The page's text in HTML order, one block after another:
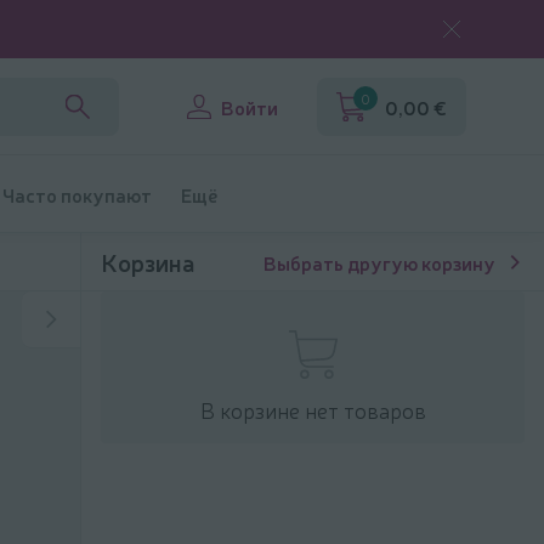
Войти 0 0,00 €
Часто покупают Ещё
Корзина Выбрать другую корзину
В корзине нет товаров